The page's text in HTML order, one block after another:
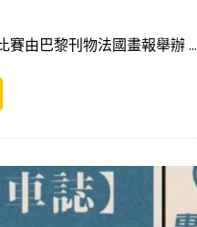
賽由巴黎刊物法國畫報舉辦 ...